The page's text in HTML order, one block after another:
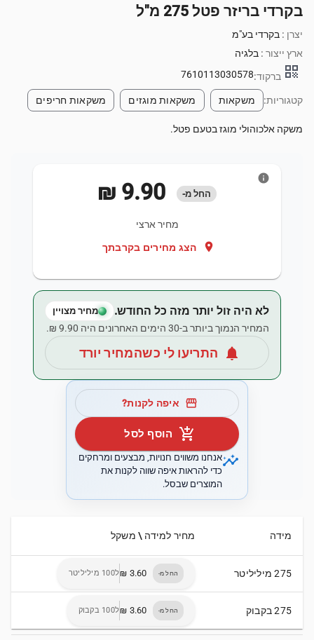
בקרדי בריזר פטל 275 מ"ל
יצרן : בקרדי בע"מ
ארץ ייצור : בלגיה
qr_code ברקוד:7610113030578
קטגוריות: משקאות משקאות מוגזים משקאות חריפים
משקה אלכוהולי מוגז בטעם פטל.
החל מ-
מחיר ארצי
location_on הצג מחירים בקרבתך
info
לא היה זול יותר מזה כל החודש. מחיר מצויין
המחיר הנמוך ביותר ב-30 הימים האחרונים היה ‏9.90 ‏₪.
notifications התריעו לי כשהמחיר יורד
storefront איפה לקנות?
add_shopping_cart הוסף לסל
insightsאנחנו משווים חנויות, מבצעים ומרחקים
כדי להראות איפה שווה לקנות את
המוצרים שבסל.
מידה מחיר למידה \ משקל
275 מיליליטר החל מ- ל100 מיליליטר
275 בקבוק החל מ- ל100 בקבוק